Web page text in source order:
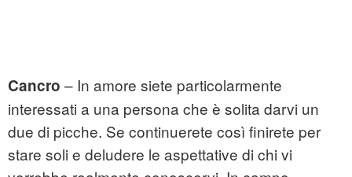
Cancro – In amore siete particolarmente
interessati a una persona che è solita darvi un
due di picche. Se continuerete così finirete per
stare soli e deludere le aspettative di chi vi